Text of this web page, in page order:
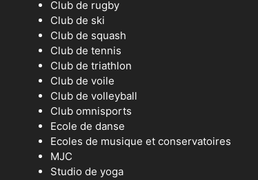
Club de rugby
Club de ski
Club de squash
Club de tennis
Club de triathlon
Club de voile
Club de volleyball
Club omnisports
Ecole de danse
Ecoles de musique et conservatoires
MJC
Studio de yoga